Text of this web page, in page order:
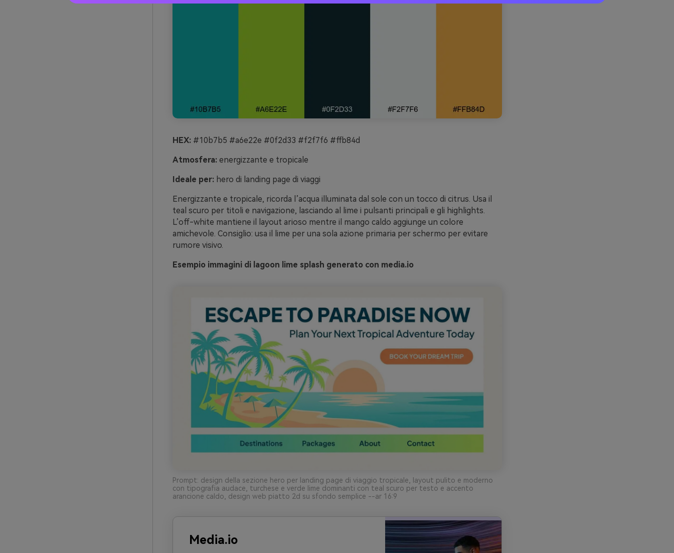
HEX:#10b7b5 #a6e22e #0f2d33 #f2f7f6 #ffb84d
Atmosfera:energizzante e tropicale
Ideale per:hero di landing page di viaggi
Energizzante e tropicale, ricorda l’acqua illuminata dal sole con un tocco di citrus. Usa il
teal scuro per titoli e navigazione, lasciando al lime i pulsanti principali e gli highlights.
L’off-white mantiene il layout arioso mentre il mango caldo aggiunge un colore
amichevole. Consiglio: usa il lime per una sola azione primaria per schermo per evitare
rumore visivo.
Esempio immagini di lagoon lime splash generato con media.io
Prompt: design della sezione hero per landing page di viaggio tropicale, layout pulito e moderno
con tipografia audace, turchese e verde lime dominanti con teal scuro per testo e accento
arancione caldo, design web piatto 2d su sfondo semplice --ar 16:9
Media.io